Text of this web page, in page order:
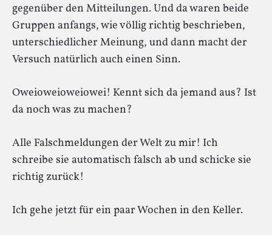
gegenüber den Mitteilungen. Und da waren beide
Gruppen anfangs, wie völlig richtig beschrieben,
unterschiedlicher Meinung, und dann macht der
Versuch natürlich auch einen Sinn.
Oweioweioweiowei! Kennt sich da jemand aus? Ist
da noch was zu machen?
Alle Falschmeldungen der Welt zu mir! Ich
schreibe sie automatisch falsch ab und schicke sie
richtig zurück!
Ich gehe jetzt für ein paar Wochen in den Keller.